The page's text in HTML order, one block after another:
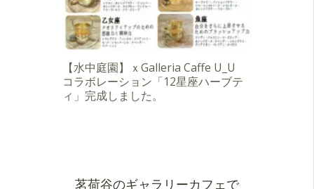
【水中庭園】ｘGalleria Caffe U_U
コラボレーション「12星座ハーブテ
ィ」完成しました。
茗荷谷のギャラリーカフェで